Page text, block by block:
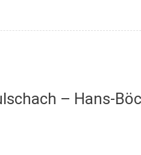
– Hans-